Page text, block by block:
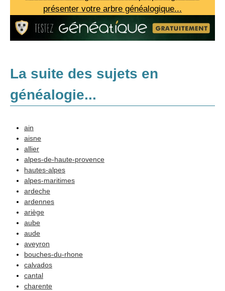
présenter votre arbre généalogique...
La suite des sujets en
généalogie...
Recherches
Généalogie à l'étranger
ain
aisne
allier
alpes-de-haute-provence
hautes-alpes
alpes-maritimes
ardeche
ardennes
ariège
aube
aude
aveyron
bouches-du-rhone
calvados
cantal
charente